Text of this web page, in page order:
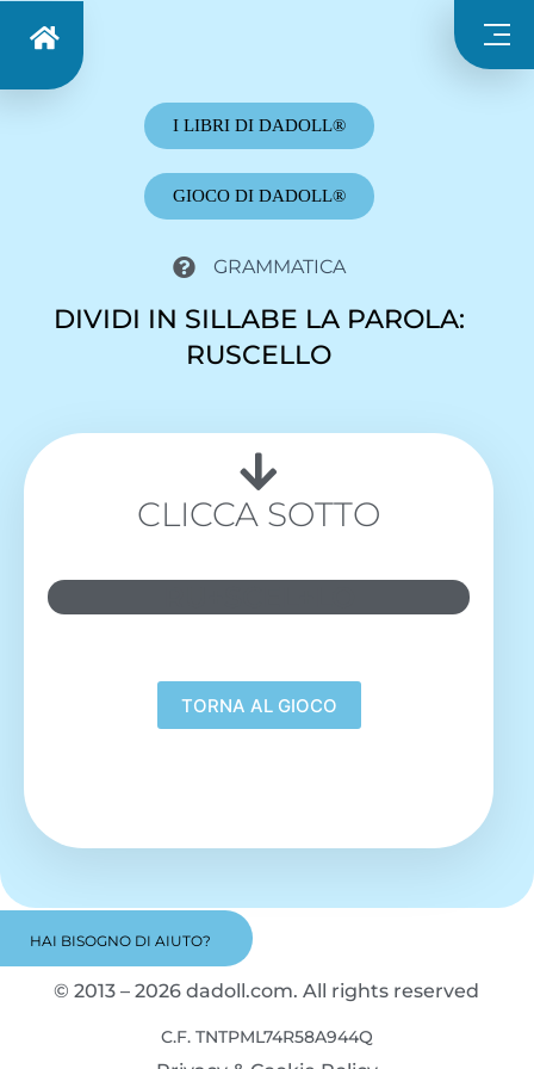
HAI BISOGNO DI AIUTO?
I LIBRI DI DADOLL®
GIOCO DI DADOLL®
GRAMMATICA
DIVIDI IN SILLABE LA PAROLA:
RUSCELLO
CLICCA SOTTO
© 2013 – 2026 dadoll.com. All rights reserved
C.F. TNTPML74R58A944Q